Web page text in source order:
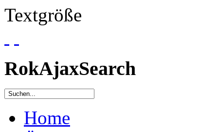
Textgröße
RokAjaxSearch
Home